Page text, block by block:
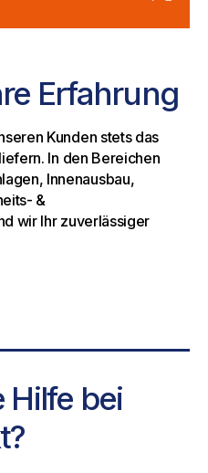
Erfahrung
Kunden stets das
In den Bereichen
Innenausbau,
&
wir Ihr zuverlässiger
Hilfe bei